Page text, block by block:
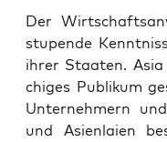
Der
stu­pen­de
ihrer Staa­ten.
chi­ges Publi­kum
Unter­neh­mern
und Asi­en­lai­en